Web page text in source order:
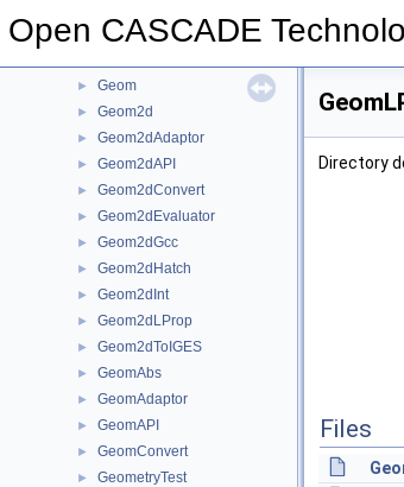
Open CASCADE
► GCE2d
► Geom
► Geom2d
► Geom2dAdaptor
► Geom2dAPI
► Geom2dConvert
► Geom2dEvaluator
► Geom2dGcc
► Geom2dHatch
► Geom2dInt
► Geom2dLProp
► Geom2dToIGES
► GeomAbs
► GeomAdaptor
► GeomAPI
► GeomConvert
► GeometryTest
Directory
Files